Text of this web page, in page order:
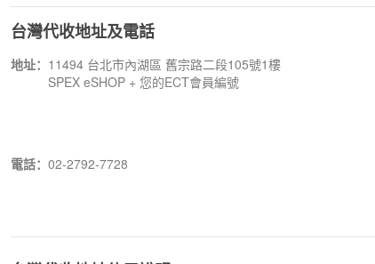
台灣代收地址及電話
地址： 11494 台北市內湖區 舊宗路二段105號1樓
SPEX eSHOP + 您的ECT會員編號
電話： 02-2792-7728